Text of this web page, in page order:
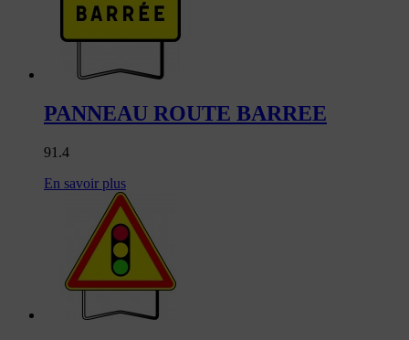
PANNEAU ROUTE BARREE
91.4
En savoir plus